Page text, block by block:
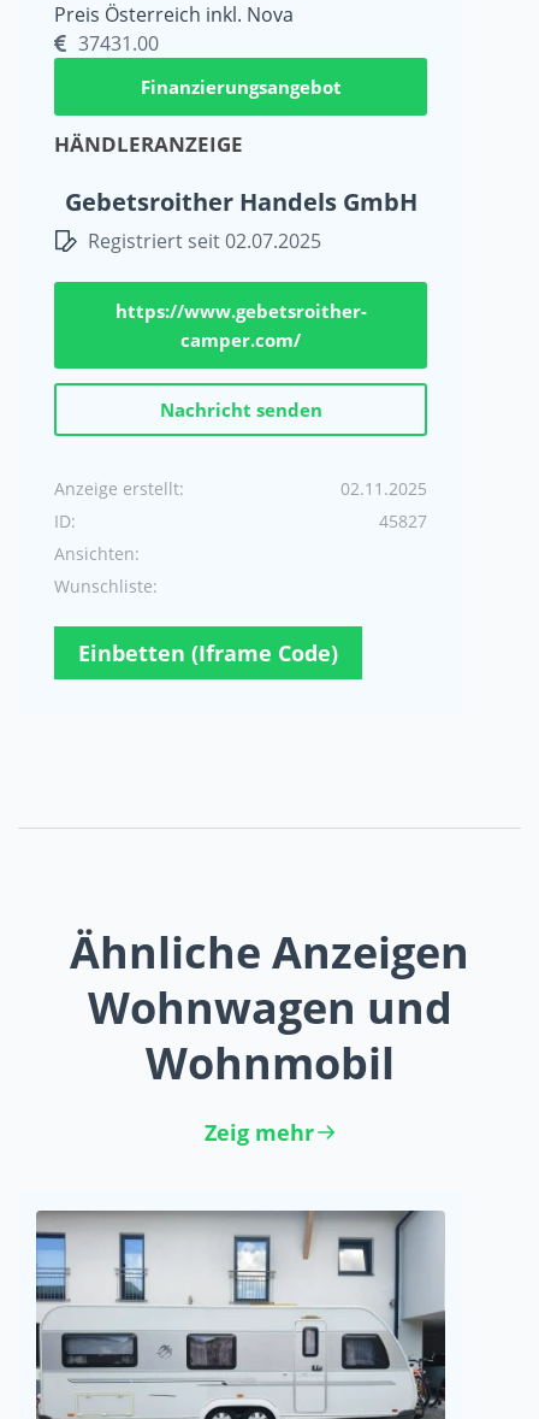
Preis Österreich inkl. Nova
37431.00
Finanzierungsangebot
HÄNDLERANZEIGE
Gebetsroither Handels GmbH
Registriert seit 02.07.2025
https://www.gebetsroither-
camper.com/
Nachricht senden
Anzeige erstellt:
02.11.2025
ID:
45827
Ansichten:
Wunschliste:
Einbetten (Iframe Code)
Ähnliche Anzeigen
Wohnwagen und
Wohnmobil
Zeig mehr